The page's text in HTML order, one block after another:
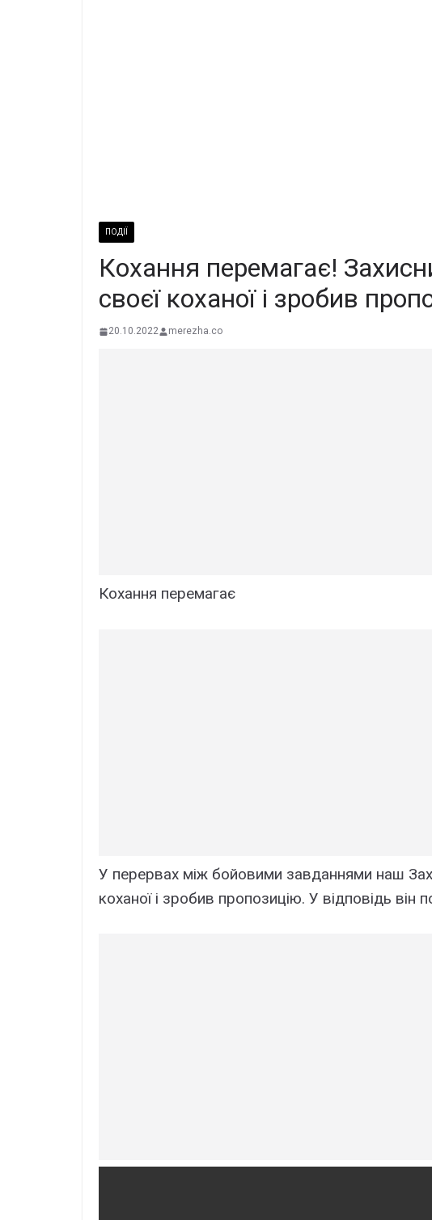
ПОДІЇ
Кохання перемагає!
своєї коханої і зробив
20.10.2022 merezha.co
Кохання перемагає
У перервах між бойовими завданнями наш
коханої і зробив пропозицію. У відповідь він